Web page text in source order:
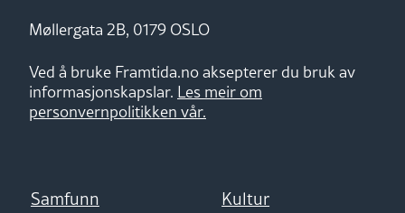
Møllergata 2B, 0179 OSLO
Ved å bruke Framtida.no aksepterer du bruk av
informasjonskapslar. Les meir om
personvernpolitikken vår.
Samfunn
Kultur